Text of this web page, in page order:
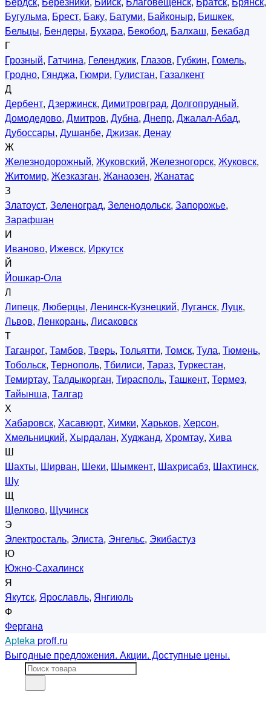
Бугульма, Брест, Баку, Батуми, Байконыр, Бишкек,
Бельцы, Бендеры, Бухара, Бекобод, Балхаш, Бекабад
Г
Грозный, Гатчина, Геленджик, Глазов, Губкин, Гомель,
Гродно, Гянджа, Гюмри, Гулистан, Газалкент
Д
Дербент, Дзержинск, Димитровград, Долгопрудный,
Домодедово, Дмитров, Дубна, Днепр, Джалал-Абад,
Дубоссары, Душанбе, Джизак, Денау
Ж
Железнодорожный, Жуковский, Железногорск, Жуковск,
Житомир, Жезказган, Жанаозен, Жанатас
З
Златоуст, Зеленоград, Зеленодольск, Запорожье,
Зарафшан
И
Иваново, Ижевск, Иркутск
Й
Йошкар-Ола
Л
Липецк, Люберцы, Ленинск-Кузнецкий, Луганск, Луцк,
Львов, Ленкорань, Лисаковск
Т
Таганрог, Тамбов, Тверь, Тольятти, Томск, Тула, Тюмень,
Тобольск, Тернополь, Тбилиси, Тараз, Туркестан,
Темиртау, Талдыкорган, Тирасполь, Ташкент, Термез,
Тайынша, Талгар
Х
Хабаровск, Хасавюрт, Химки, Харьков, Херсон,
Хмельницкий, Хырдалан, Худжанд, Хромтау, Хива
Ш
Шахты, Ширван, Шеки, Шымкент, Шахрисабз, Шахтинск,
Шу
Щ
Щелково, Щучинск
Э
Электросталь, Элиста, Энгельс, Экибастуз
Ю
Южно-Сахалинск
Я
Якутск, Ярославль, Янгиюль
Ф
Фергана
Aptekaproff.ru
Выгодные предложения. Акции. Доступные цены.